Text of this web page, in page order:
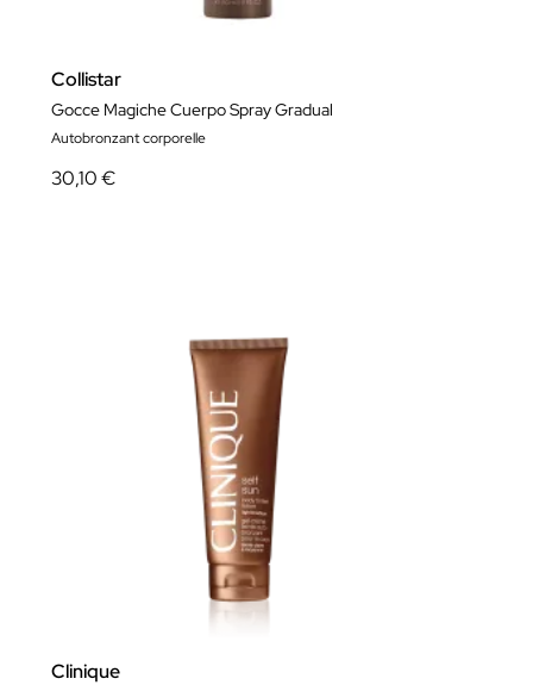
Collistar
Gocce Magiche Cuerpo Spray Gradual
Autobronzant corporelle
30,10 €
Clinique